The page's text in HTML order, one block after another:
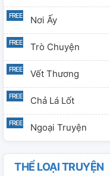
Nơi Ấy
Trò Chuyện
Vết Thương
Chả Lá Lốt
Ngoại Truyện
THỂ LOẠI TRUYỆN